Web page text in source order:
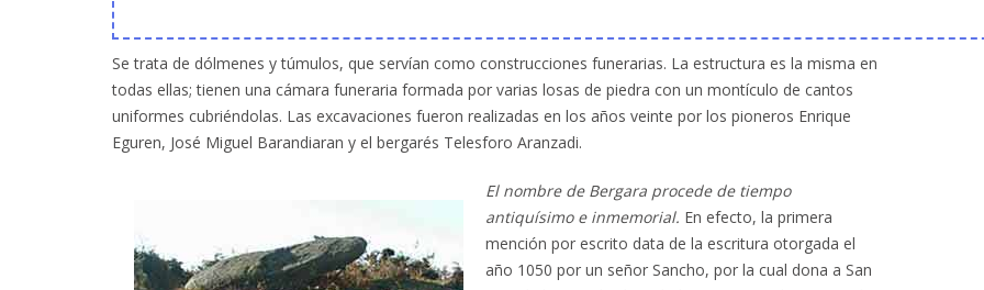
Se trata de dólmenes y túmulos, que servían como construcciones funerarias. La estructura es la misma en
todas ellas; tienen una cámara funeraria formada por varias losas de piedra con un montículo de cantos
uniformes cubriéndolas. Las excavaciones fueron realizadas en los años veinte por los pioneros Enrique
Eguren, José Miguel Barandiaran y el bergarés Telesforo Aranzadi.
El nombre de Bergara procede de tiempo
antiquísimo e inmemorial. En efecto, la primera
mención por escrito data de la escritura otorgada el
año 1050 por un señor Sancho, por la cual dona a San